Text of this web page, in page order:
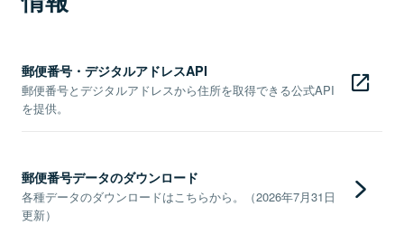
郵便番号・デジタルアドレスAPI
郵便番号とデジタルアドレスから住所を取得できる公式API
を提供。
郵便番号データのダウンロード
各種データのダウンロードはこちらから。（2026年7月31日
更新）